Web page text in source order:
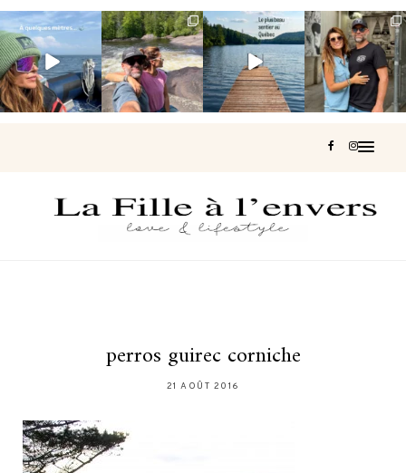
Voir une baleine
en photo, c’est
impressionnant
🐋...
Les Laurentides,
le Québec
version nature.
...
Et si je te disais
qu’il existe un
sentier où tu...
127 37
Montréal, une
très belle
surprise 🇨🇦
450
perros guirec corniche
21 AOÛT 2016